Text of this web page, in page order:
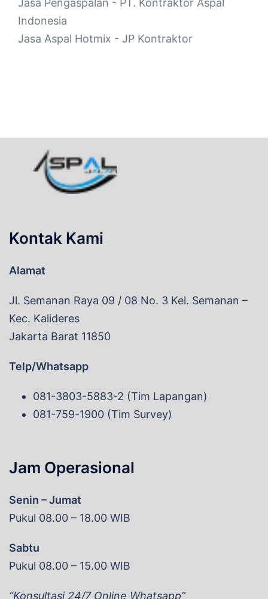
Jasa Pengaspalan - PT. Kontraktor Aspal
Indonesia
Jasa Aspal Hotmix - JP Kontraktor
Kontak Kami
Alamat
Jl. Semanan Raya 09 / 08 No. 3 Kel. Semanan –
Kec. Kalideres
Jakarta Barat 11850
Telp/Whatsapp
081-3803-5883-2 (Tim Lapangan)
081-759-1900 (Tim Survey)
Jam Operasional
Senin – Jumat
Pukul 08.00 – 18.00 WIB
Sabtu
Pukul 08.00 – 15.00 WIB
“Konsultasi 24/7 Online Whatsapp”